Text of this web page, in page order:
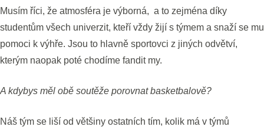
Musím říci, že atmosféra je výborná, a to zejména díky
studentům všech univerzit, kteří vždy žijí s týmem a snaží se mu
pomoci k výhře. Jsou to hlavně sportovci z jiných odvětví,
kterým naopak poté chodíme fandit my.
A kdybys měl obě soutěže porovnat basketbalově?
Náš tým se liší od většiny ostatních tím, kolik má v týmů